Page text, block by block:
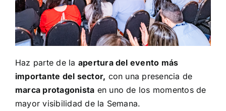
Haz parte de la apertura del evento más
importante del sector, con una presencia de
marca protagonista en uno de los momentos de
mayor visibilidad de la Semana.